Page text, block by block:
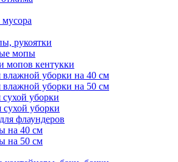
рукоятки
мопы
мопов кентукки
уборки на 40 см
уборки на 50 см
уборки
сухой уборки
флаундеров
на 40 см
на 50 см